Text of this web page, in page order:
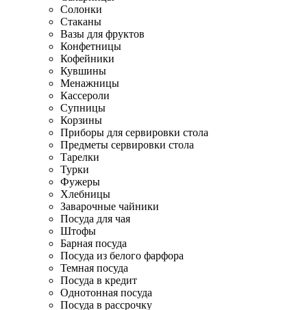
Солонки
Стаканы
Вазы для фруктов
Конфетницы
Кофейники
Кувшины
Менажницы
Кассероли
Супницы
Корзины
Приборы для сервировки стола
Предметы сервировки стола
Тарелки
Турки
Фужеры
Хлебницы
Заварочные чайники
Посуда для чая
Штофы
Барная посуда
Посуда из белого фарфора
Темная посуда
Посуда в кредит
Однотонная посуда
Посуда в рассрочку